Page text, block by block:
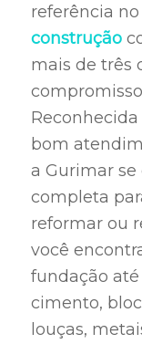
referência
construção
mais de três
bom
a Gurimar
completa
reformar ou
você
fundação
cimento,
louças,